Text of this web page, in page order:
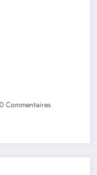
0 Commentaires